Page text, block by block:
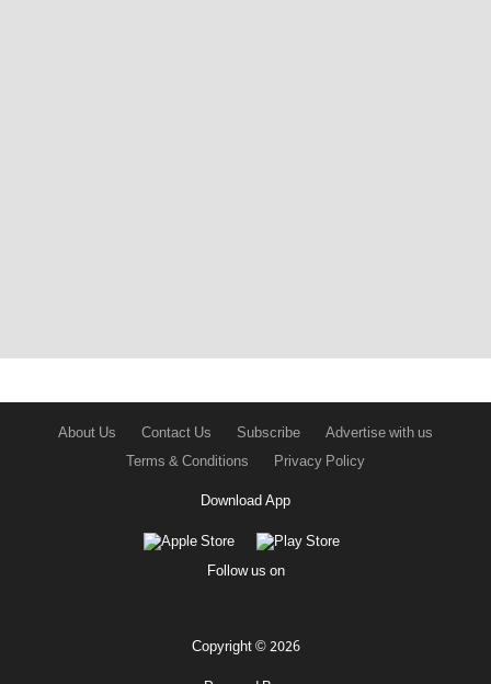
About Us Contact Us Subscribe
Advertise with us
Terms & Conditions
Privacy Policy
Download App
Follow us on
Copyright © 2026